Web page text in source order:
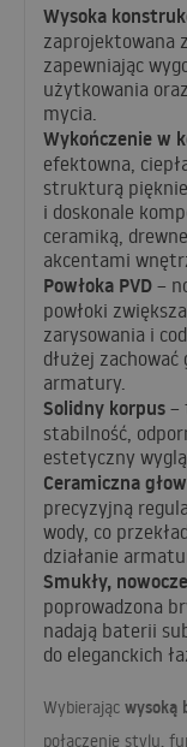
Wysoka
zaprojektowana
zapewniając
użytkowania
mycia.
Wykończenie w
efektowna,
strukturą
i doskonale
ceramiką,
akcentami
Powłoka PVD –
powłoki
zarysowania i
dłużej
armatury.
Solidny korpus –
stabilność,
estetyczny
Ceramiczna
precyzyjną
wody, co
działanie
Smukły,
poprowadzona
nadają baterii
do eleganckich
Wybierając wysoką
połączenie stylu,